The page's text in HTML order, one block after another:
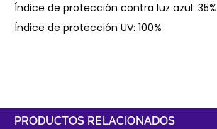
Índice de protección contra luz azul: 35%
Índice de protección UV: 100%
PRODUCTOS RELACIONADOS